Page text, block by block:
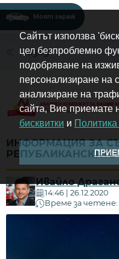
Сайтът използва
цел безпроблемно
подобряване на
персонализиране на
анализиране на
сайта, Вие приемате
бисквитки и Политика
Моят гараж
Назад
ИНФОРМАЦИЯ ЗА
РЕПУБЛИКАНСКИТЕ
Ивайло
14:46 | 26.12.2020
Време за четене: